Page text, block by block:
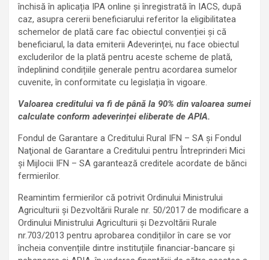
închisă în aplicația IPA online și înregistrată în IACS, după
caz, asupra cererii beneficiarului referitor la eligibilitatea
schemelor de plată care fac obiectul convenției și că
beneficiarul, la data emiterii Adeverinței, nu face obiectul
excluderilor de la plată pentru aceste scheme de plată,
îndeplinind condițiile generale pentru acordarea sumelor
cuvenite, în conformitate cu legislația în vigoare.
Valoarea creditului va fi de până la 90% din valoarea sumei
calculate conform adeverinței eliberate de APIA.
Fondul de Garantare a Creditului Rural IFN – SA şi Fondul
Naţional de Garantare a Creditului pentru Întreprinderi Mici
şi Mijlocii IFN – SA garantează creditele acordate de bănci
fermierilor.
Reamintim fermierilor că potrivit Ordinului Ministrului
Agriculturii și Dezvoltării Rurale nr. 50/2017 de modificare a
Ordinului Ministrului Agriculturii și Dezvoltării Rurale
nr.703/2013 pentru aprobarea condițiilor în care se vor
încheia convențiile dintre instituțiile financiar-bancare și